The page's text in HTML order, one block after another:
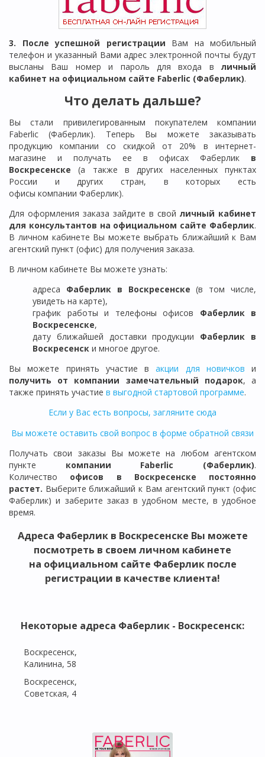
3. После успешной регистрации Вам на мобильный
телефон и указанный Вами адрес электронной почты будут
высланы Ваш номер и пароль для входа в личный
кабинет на официальном сайте Faberlic (Фаберлик).
Что делать дальше?
Вы стали привилегированным покупателем компании
Faberlic (Фаберлик). Теперь Вы можете заказывать
продукцию компании со скидкой от 20% в интернет-
магазине и получать ее в офисах Фаберлик в
Воскресенске (а также в других населенных пунктах
России и других стран, в которых есть
офисы компании Фаберлик).
Для оформления заказа зайдите в свой личный кабинет
для консультантов на официальном сайте Фаберлик.
В личном кабинете Вы можете выбрать ближайший к Вам
агентский пункт (офис) для получения заказа.
В личном кабинете Вы можете узнать:
адреса Фаберлик в Воскресенске(в том числе,
увидеть на карте),
график работы и телефоны офисов Фаберлик в
Воскресенске,
дату ближайшей доставки продукции Фаберлик в
Воскресенск и многое другое.
Вы можете принять участие вакции для новичков и
получить от компании замечательный подарок, а
также принять участие в выгодной стартовой программе.
Если у Вас есть вопросы, загляните сюда
Вы можете оставить свой вопрос в форме обратной связи
Получать свои заказы Вы можете на любом агентском
пункте компании Faberlic (Фаберлик).
Количество офисов в Воскресенске постоянно
растет. Выберите ближайший к Вам агентский пункт (офис
Фаберлик) и заберите заказ в удобном месте, в удобное
время.
Адреса Фаберлик в Воскресенске Вы можете
посмотреть в своем личном кабинете
на официальном сайте Фаберлик после
регистрации в качестве клиента!
Некоторые адреса Фаберлик - Воскресенск:
Воскресенск,
Калинина, 58
Воскресенск,
Советская, 4